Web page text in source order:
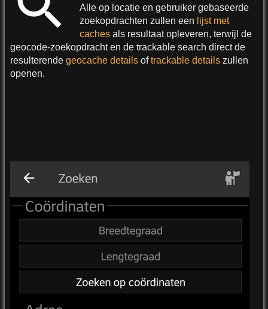
Alle op locatie en gebruiker gebaseerde
zoekopdrachten zullen een lijst met
caches als resultaat opleveren, terwijl de
geocode-zoekopdracht en de trackable search direct de
resulterende geocache details oftrackable details zullen
openen.